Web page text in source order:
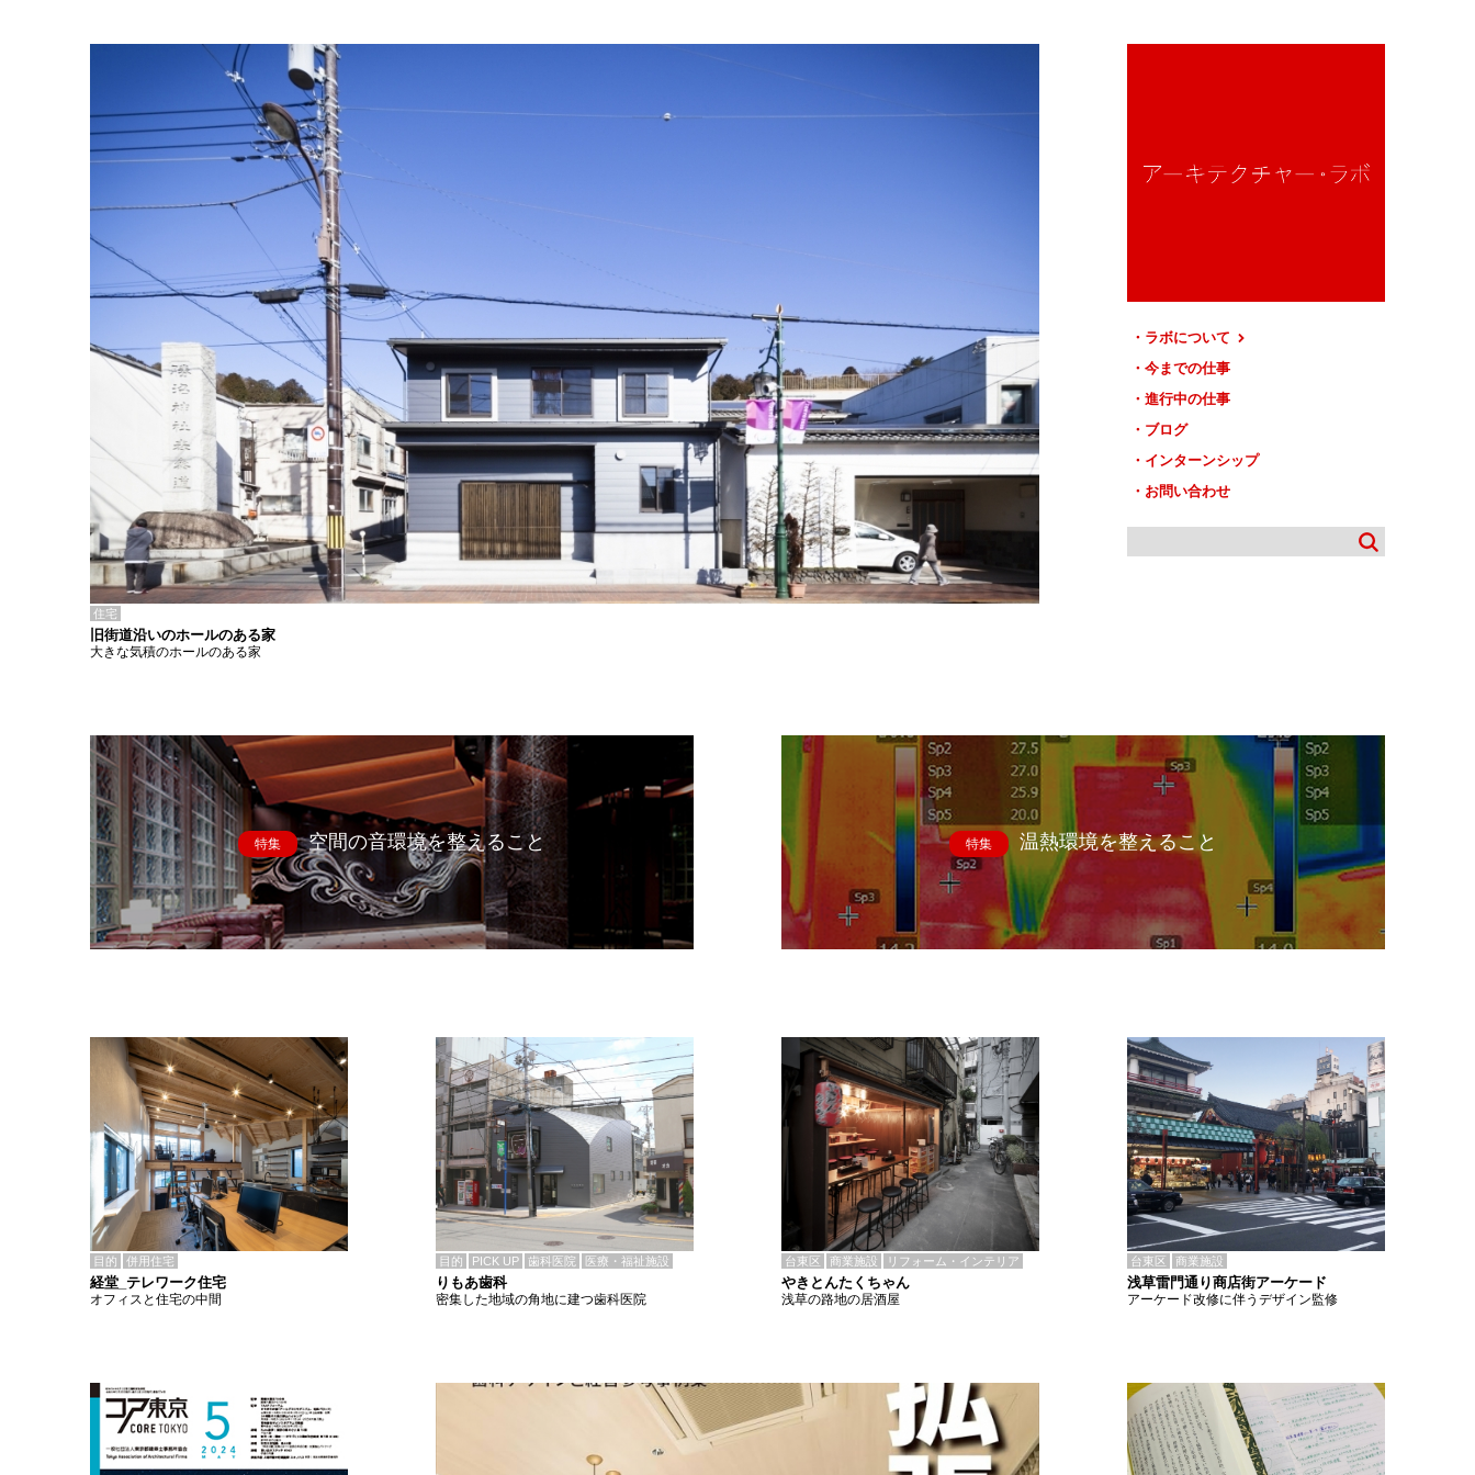
ラボについて
今までの仕事
進行中の仕事
ブログ
インターンシップ
お問い合わせ
住宅
旧街道沿いのホールのある家
大きな気積のホールのある家
特集 空間の音環境を整えること 特集 温熱環境を整えること
目的 併用住宅
経堂_テレワーク住宅
オフィスと住宅の中間
目的 PICK UP 歯科医院 医療・福祉施設
りもあ歯科
密集した地域の角地に建つ歯科医院
台東区 商業施設 リフォーム・インテリア
やきとんたくちゃん
浅草の路地の居酒屋
台東区 商業施設
浅草雷門通り商店街アーケード
アーケード改修に伴うデザイン監修